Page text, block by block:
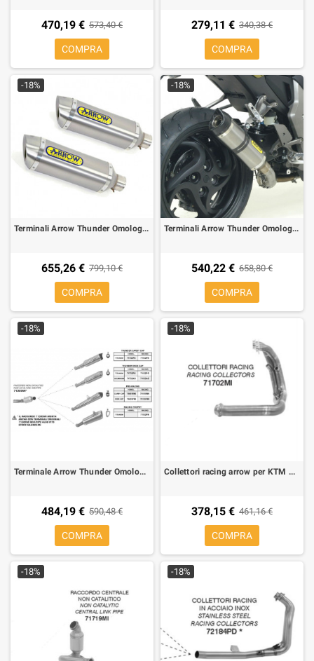
470,19 € 573,40 €
COMPRA
279,11 € 340,38 €
COMPRA
-18%
Terminali Arrow Thunder Omologato Alluminio per Ducati Monster 696/1100
655,26 € 799,10 €
COMPRA
-18%
Terminali Arrow Thunder Omologato Titanio per Honda CB 1000 R 08-
540,22 € 658,80 €
COMPRA
-18%
Terminale Arrow Thunder Omologato Titanio per Honda CB 1000 R 08-
484,19 € 590,48 €
COMPRA
-18%
Collettori racing arrow per KTM Duke 890 R 2020-2022
378,15 € 461,16 €
COMPRA
-18% -18%